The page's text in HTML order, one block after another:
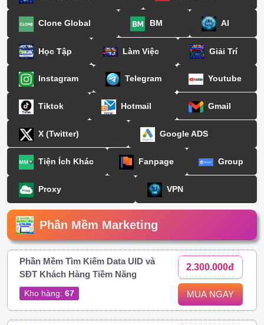
Clone Global BM AI
Học Tập Làm Việc Giải Trí
Instagram Telegram Youtube
Tiktok Hotmail Gmail
X (Twitter) Google ADS
Tiện Ích Khác Fanpage Group
Proxy VPN
Phần Mềm Marketing
Phần Mềm Tìm Kiếm Data UID và
SĐT Khách Hàng Tiềm Năng
Kho hàng: 67
2.300.000đ
MUA NGAY